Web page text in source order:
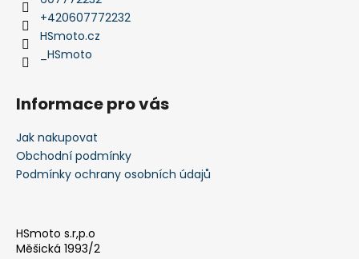
+420607772232
HSmoto.cz
_HSmoto
Informace pro vás
Jak nakupovat
Obchodní podmínky
Podmínky ochrany osobních údajů
HSmoto s.r,p.o
Měšická 1993/2